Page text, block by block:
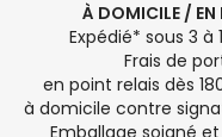
À DOMICILE / EN
Expédié* sous 3 à
Frais de
en point relais dès
à domicile contre
Emballage soigné